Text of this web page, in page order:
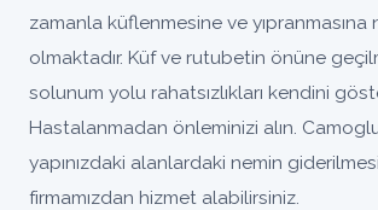
zamanla küflenmesine ve yıpranmasına
olmaktadır. Küf ve rutubetin önüne
solunum yolu rahatsızlıkları kendini
Hastalanmadan önleminizi alın.
yapınızdaki alanlardaki nemin
firmamızdan hizmet alabilirsiniz.